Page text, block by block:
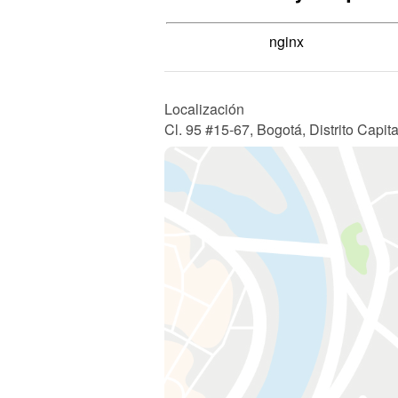
nginx
Localización
Cl. 95 #15-67, Bogotá, Distrito